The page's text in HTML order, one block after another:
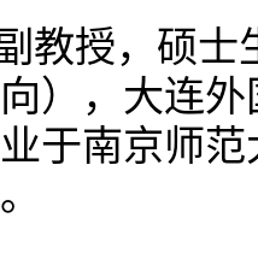
教授，硕士
），大连
于南京师